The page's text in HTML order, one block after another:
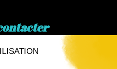
02 62 81 77 60